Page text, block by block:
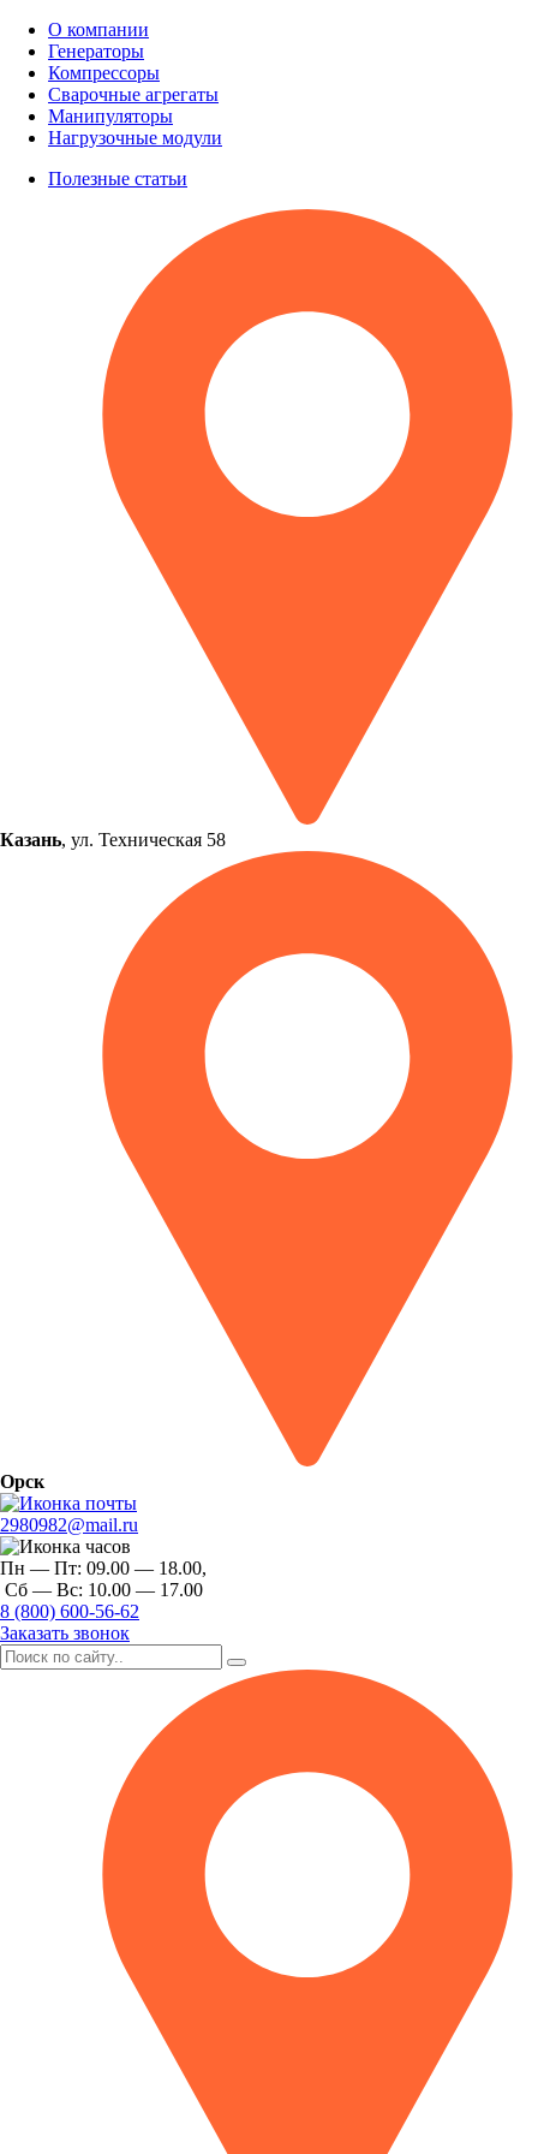
О компании
Генераторы
Компрессоры
Сварочные агрегаты
Манипуляторы
Нагрузочные модули
Полезные статьи
Казань, ул. Техническая 58
Орск
2980982@mail.ru
Пн — Пт: 09.00 — 18.00,
Сб — Вс: 10.00 — 17.00
8 (800) 600-56-62
Заказать звонок